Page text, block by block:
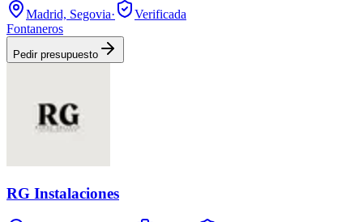
Madrid, Segovia·
Verificada
Fontaneros
Pedir presupuesto
RG Instalaciones